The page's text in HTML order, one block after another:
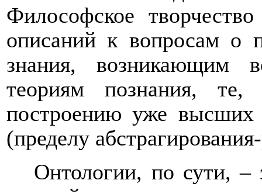
Философское
описаний к вопросам о
знания, возникающим
теориям познания,
построению уже высших
(пределу
Онтологии, по сути, –